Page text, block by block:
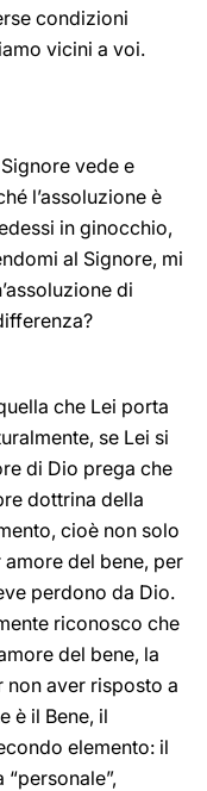
condizioni
vicini a voi.
vede e
l’assoluzione è
in ginocchio,
al Signore, mi
di
che Lei porta
se Lei si
di Dio prega che
dottrina della
cioè non solo
del bene, per
perdono da Dio.
riconosco che
del bene, la
non aver risposto a
è il Bene, il
elemento: il